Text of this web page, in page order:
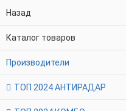
Назад
Каталог товаров
Производители
ТОП 2024 АНТИРАДАР